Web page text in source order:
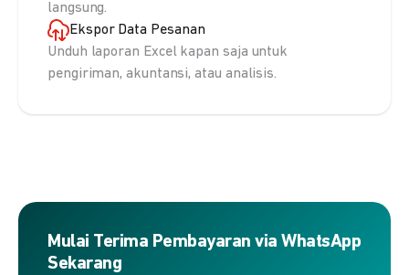
langsung.
Ekspor Data Pesanan
Unduh laporan Excel kapan saja untuk
pengiriman, akuntansi, atau analisis.
Mulai Terima Pembayaran via WhatsApp
Sekarang